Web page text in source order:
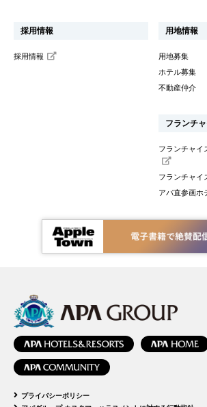
採用情報
採用情報
用地情報
用地募集
ホテル募集
不動産仲介
フランチ
フランチャイ
フランチャイ
アパ直参画ホ
プライバシーポリシー